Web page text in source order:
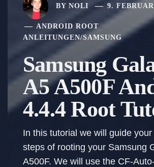
BY NOLI 9.
ANDROID ROOT
ANLEITUNGEN/SAMSUNG
Samsung
A5 A500F
4.4.4 Root
In this tutorial we will guide
steps of rooting your Samsung
A500F. We will use the CF-